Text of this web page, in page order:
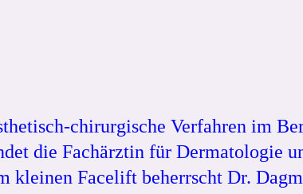
chirurgische Verfahren im
die Fachärztin für Dermatologie
kleinen Facelift beherrscht Dr.